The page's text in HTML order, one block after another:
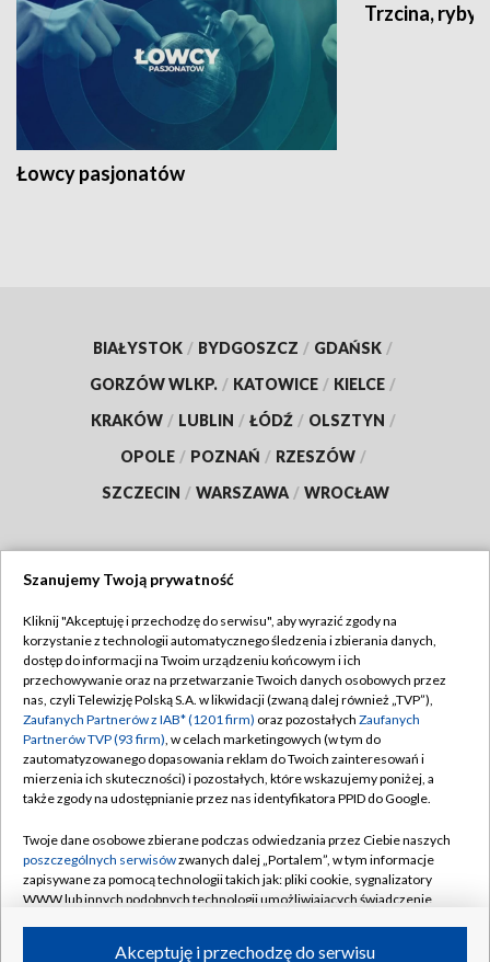
Łowcy pasjonatów
Trzcina, ryby
BIAŁYSTOK / BYDGOSZCZ / GDAŃSK /
GORZÓW WLKP. / KATOWICE / KIELCE /
KRAKÓW / LUBLIN / ŁÓDŹ / OLSZTYN /
OPOLE / POZNAŃ / RZESZÓW /
SZCZECIN / WARSZAWA / WROCŁAW
TVP
Abonament TVP
Emisja w TVP
Centrum informacji TVP
Naziemna Telewizja Cyfrowa
Rada Programowa
System NOS
Informacje o nadawcy
Regulamin TVP
Polityka prywatności
Moje zgody
Pomoc
Kontakt
Kanały
Szanujemy Twoją prywatność
Kliknij "Akceptuję i przechodzę do serwisu", aby wyrazić zgody na
korzystanie z technologii automatycznego śledzenia i zbierania danych,
dostęp do informacji na Twoim urządzeniu końcowym i ich
przechowywanie oraz na przetwarzanie Twoich danych osobowych przez
nas, czyli Telewizję Polską S.A. w likwidacji (zwaną dalej również „TVP”),
Zaufanych Partnerów z IAB* (1201 firm) oraz pozostałych Zaufanych
Partnerów TVP (93 firm), w celach marketingowych (w tym do
zautomatyzowanego dopasowania reklam do Twoich zainteresowań i
mierzenia ich skuteczności) i pozostałych, które wskazujemy poniżej, a
także zgody na udostępnianie przez nas identyfikatora PPID do Google.
Twoje dane osobowe zbierane podczas odwiedzania przez Ciebie naszych
poszczególnych serwisówzwanych dalej „Portalem”, w tym informacje
zapisywane za pomocą technologii takich jak: pliki cookie, sygnalizatory
WWW lub innych podobnych technologii umożliwiających świadczenie
ruchu w Internecie.Akceptuję i przechodzę do serwisu